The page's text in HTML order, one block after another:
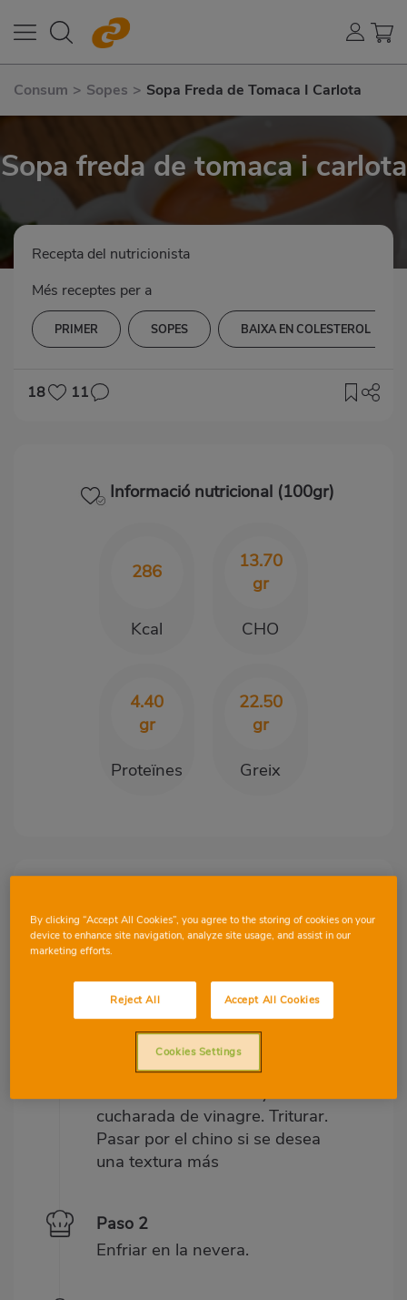
Consum > Sopes > Sopa Freda de Tomaca I Carlota
Sopa freda de tomaca i carlota
Recepta del nutricionista
Més receptes per a
PRIMER SOPES BAIXA EN COLESTEROL
18 11
Informació nutricional (100gr)
286
Kcal
13.70
gr
CHO
4.40
gr
Proteïnes
22.50
gr
Greix
Paso 1
Pelar y trocear los tomates y
las zanahorias. Colocar en un
recipiente hondo. Añadir el ajo
pelado y cortado, el perejil;
salpimentar y añadir 6
cucharadas de aceite y 1
cucharada de vinagre. Triturar.
Pasar por el chino si se desea
una textura más
Paso 2
Enfriar en la nevera.
By clicking “Accept All Cookies”, you agree to the storing of cookies on your
device to enhance site navigation, analyze site usage, and assist in our
marketing efforts.
Reject All Accept All Cookies
Cookies Settings